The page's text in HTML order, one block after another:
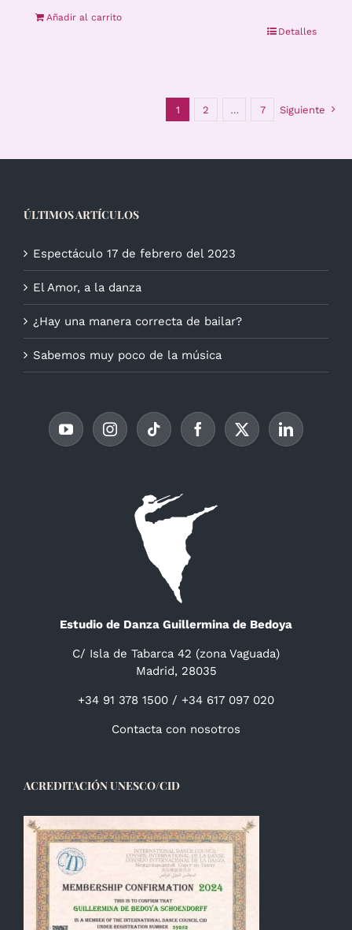
Añadir al carrito
Detalles
1 2 … 7 Siguiente
ÚLTIMOS ARTÍCULOS
Espectáculo 17 de febrero del 2023
El Amor, a la danza
¿Hay una manera correcta de bailar?
Sabemos muy poco de la música
Estudio de Danza Guillermina de Bedoya
C/ Isla de Tabarca 42 (zona Vaguada)
Madrid, 28035
+34 91 378 1500 / +34 617 097 020
Contacta con nosotros
ACREDITACIÓN UNESCO/CID